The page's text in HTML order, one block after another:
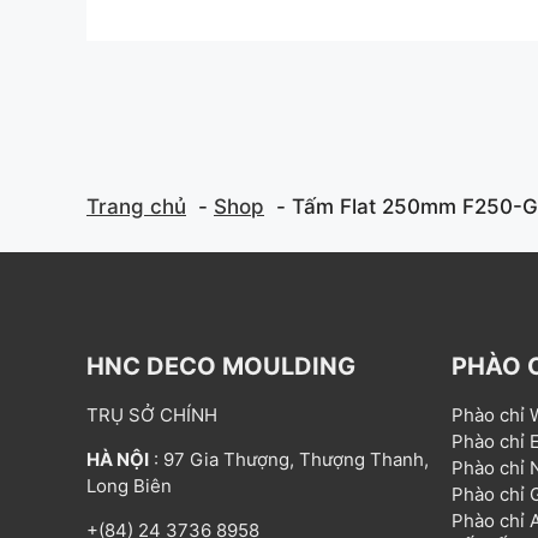
Trang chủ Shop Tấm Flat 250mm F250-
HNC DECO MOULDING
TRỤ SỞ CHÍNH
HÀ NỘI : 97 Gia Thượng, Thượng Thanh,
Long Biên
+(84) 24 3736 8958
PHÀO
Phào chỉ
Phào chỉ
Phào chỉ
Phào chỉ
Phào chỉ